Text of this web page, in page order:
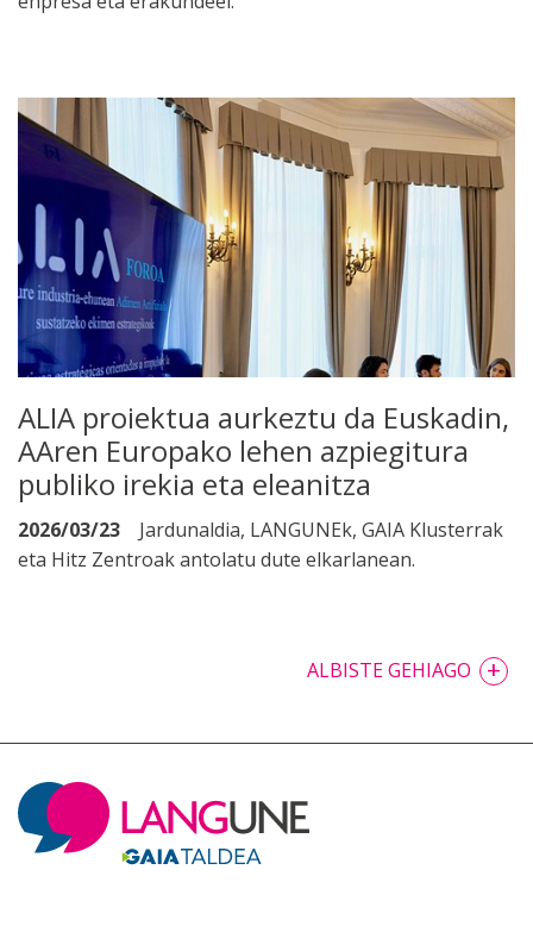
ALIA proiektua aurkeztu da Euskadin,
AAren Europako lehen azpiegitura
publiko irekia eta eleanitza
2026/03/23
Jardunaldia, LANGUNEk, GAIA Klusterrak
eta Hitz Zentroak antolatu dute elkarlanean.
ALBISTE GEHIAGO +